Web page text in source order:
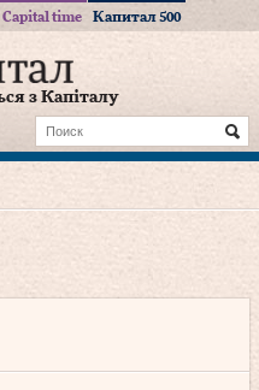
Capital time Капитал 500
з Капіталу